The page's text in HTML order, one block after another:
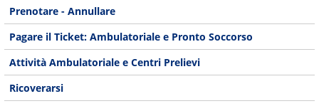
Prenotare - Annullare
Pagare il Ticket: Ambulatoriale e Pronto Soccorso
Attività Ambulatoriale e Centri Prelievi
Ricoverarsi